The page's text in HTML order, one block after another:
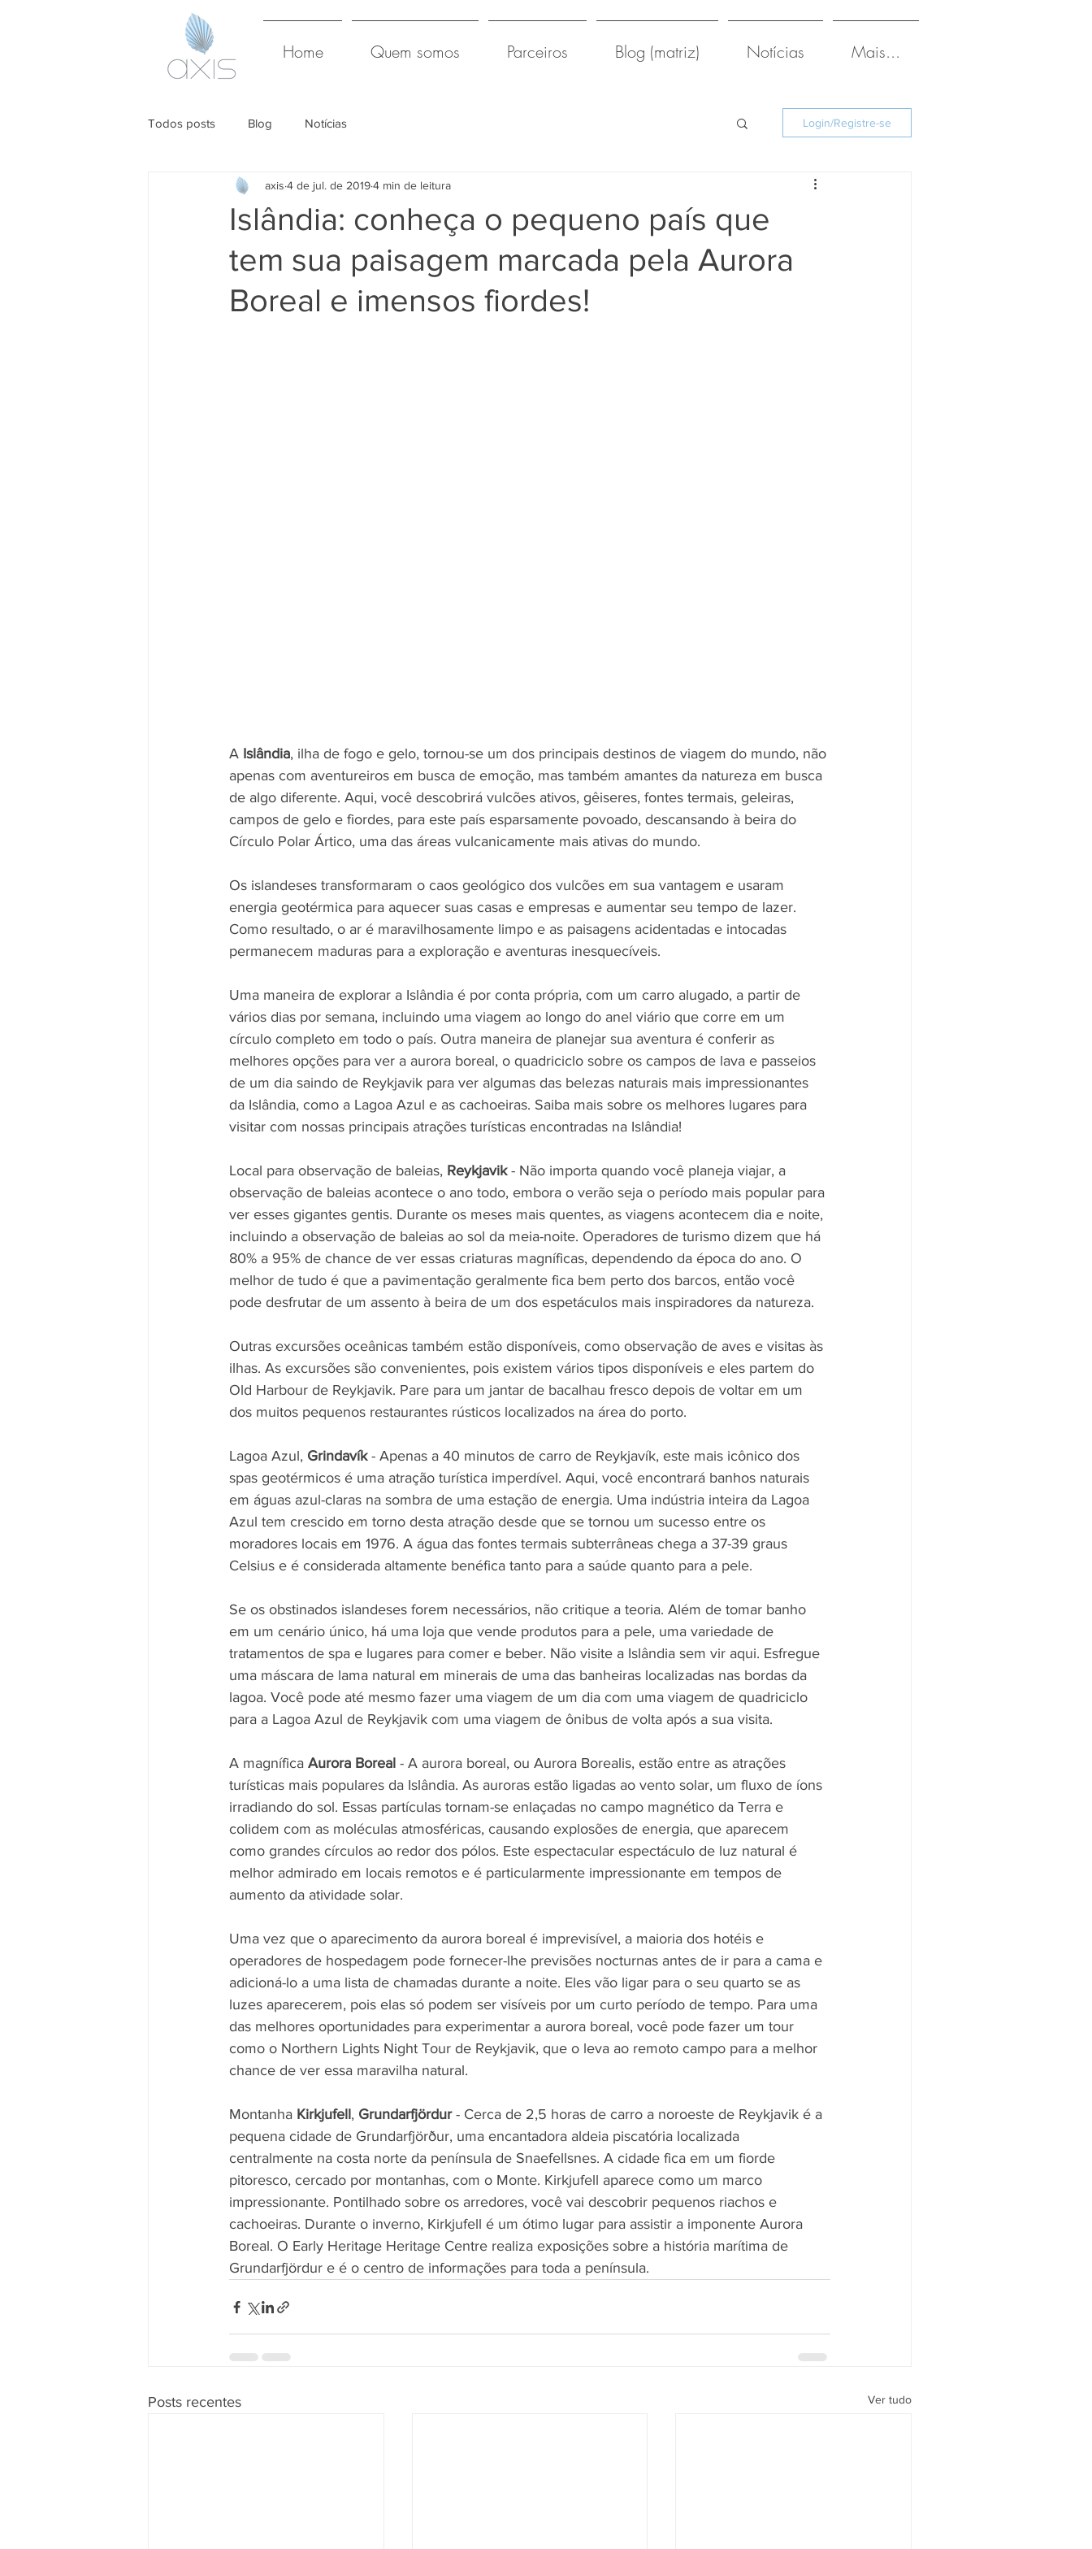
Home Quem somos Parceiros Blog (matriz) Notícias Mais...
Todos posts Blog Notícias Login/Registre-se
Islândia: conheça o pequeno país que
tem sua paisagem marcada pela Aurora
Boreal e imensos fiordes!
axis 4 de jul. de 20194 min de leitura
A Islândia, ilha de fogo e gelo, tornou-se um dos principais destinos de viagem do mundo, não
apenas com aventureiros em busca de emoção, mas também amantes da natureza em busca
de algo diferente. Aqui, você descobrirá vulcões ativos, gêiseres, fontes termais, geleiras,
campos de gelo e fiordes, para este país esparsamente povoado, descansando à beira do
Círculo Polar Ártico, uma das áreas vulcanicamente mais ativas do mundo.
Os islandeses transformaram o caos geológico dos vulcões em sua vantagem e usaram
energia geotérmica para aquecer suas casas e empresas e aumentar seu tempo de lazer.
Como resultado, o ar é maravilhosamente limpo e as paisagens acidentadas e intocadas
permanecem maduras para a exploração e aventuras inesquecíveis.
Uma maneira de explorar a Islândia é por conta própria, com um carro alugado, a partir de
vários dias por semana, incluindo uma viagem ao longo do anel viário que corre em um
círculo completo em todo o país. Outra maneira de planejar sua aventura é conferir as
melhores opções para ver a aurora boreal, o quadriciclo sobre os campos de lava e passeios
de um dia saindo de Reykjavik para ver algumas das belezas naturais mais impressionantes
da Islândia, como a Lagoa Azul e as cachoeiras. Saiba mais sobre os melhores lugares para
visitar com nossas principais atrações turísticas encontradas na Islândia!
Local para observação de baleias, Reykjavik - Não importa quando você planeja viajar, a
observação de baleias acontece o ano todo, embora o verão seja o período mais popular para
ver esses gigantes gentis. Durante os meses mais quentes, as viagens acontecem dia e noite,
incluindo a observação de baleias ao sol da meia-noite. Operadores de turismo dizem que há
80% a 95% de chance de ver essas criaturas magníficas, dependendo da época do ano. O
melhor de tudo é que a pavimentação geralmente fica bem perto dos barcos, então você
pode desfrutar de um assento à beira de um dos espetáculos mais inspiradores da natureza.
Outras excursões oceânicas também estão disponíveis, como observação de aves e visitas às
ilhas. As excursões são convenientes, pois existem vários tipos disponíveis e eles partem do
Old Harbour de Reykjavik. Pare para um jantar de bacalhau fresco depois de voltar em um
dos muitos pequenos restaurantes rústicos localizados na área do porto.
Lagoa Azul, Grindavík - Apenas a 40 minutos de carro de Reykjavík, este mais icônico dos
spas geotérmicos é uma atração turística imperdível. Aqui, você encontrará banhos naturais
em águas azul-claras na sombra de uma estação de energia. Uma indústria inteira da Lagoa
Azul tem crescido em torno desta atração desde que se tornou um sucesso entre os
moradores locais em 1976. A água das fontes termais subterrâneas chega a 37-39 graus
Celsius e é considerada altamente benéfica tanto para a saúde quanto para a pele.
Se os obstinados islandeses forem necessários, não critique a teoria. Além de tomar banho
em um cenário único, há uma loja que vende produtos para a pele, uma variedade de
tratamentos de spa e lugares para comer e beber. Não visite a Islândia sem vir aqui. Esfregue
uma máscara de lama natural em minerais de uma das banheiras localizadas nas bordas da
lagoa. Você pode até mesmo fazer uma viagem de um dia com uma viagem de quadriciclo
para a Lagoa Azul de Reykjavik com uma viagem de ônibus de volta após a sua visita.
A magnífica Aurora Boreal - A aurora boreal, ou Aurora Borealis, estão entre as atrações
turísticas mais populares da Islândia. As auroras estão ligadas ao vento solar, um fluxo de íons
irradiando do sol. Essas partículas tornam-se enlaçadas no campo magnético da Terra e
colidem com as moléculas atmosféricas, causando explosões de energia, que aparecem
como grandes círculos ao redor dos pólos. Este espectacular espectáculo de luz natural é
melhor admirado em locais remotos e é particularmente impressionante em tempos de
aumento da atividade solar.
Uma vez que o aparecimento da aurora boreal é imprevisível, a maioria dos hotéis e
operadores de hospedagem pode fornecer-lhe previsões nocturnas antes de ir para a cama e
adicioná-lo a uma lista de chamadas durante a noite. Eles vão ligar para o seu quarto se as
luzes aparecerem, pois elas só podem ser visíveis por um curto período de tempo. Para uma
das melhores oportunidades para experimentar a aurora boreal, você pode fazer um tour
como o Northern Lights Night Tour de Reykjavik, que o leva ao remoto campo para a melhor
chance de ver essa maravilha natural.
Montanha Kirkjufell, Grundarfjördur - Cerca de 2,5 horas de carro a noroeste de Reykjavik é a
pequena cidade de Grundarfjörður, uma encantadora aldeia piscatória localizada
centralmente na costa norte da península de Snaefellsnes. A cidade fica em um fiorde
pitoresco, cercado por montanhas, com o Monte. Kirkjufell aparece como um marco
impressionante. Pontilhado sobre os arredores, você vai descobrir pequenos riachos e
cachoeiras. Durante o inverno, Kirkjufell é um ótimo lugar para assistir a imponente Aurora
Boreal. O Early Heritage Heritage Centre realiza exposições sobre a história marítima de
Grundarfjördur e é o centro de informações para toda a península.
Posts recentes Ver tudo